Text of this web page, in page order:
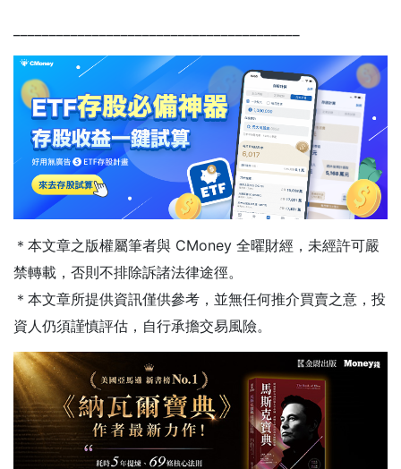
＊本文章之版權屬筆者與 CMoney 全曜財經，未經許可嚴
禁轉載，否則不排除訴諸法律途徑。
＊本文章所提供資訊僅供參考，並無任何推介買賣之意，投
資人仍須謹慎評估，自行承擔交易風險。